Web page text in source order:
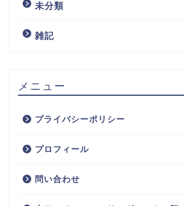
未分類
雑記
メニュー
プライバシーポリシー
プロフィール
問い合わせ